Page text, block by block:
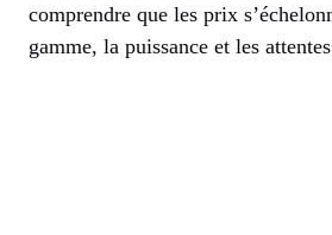
comprendre que les prix
gamme, la puissance et les